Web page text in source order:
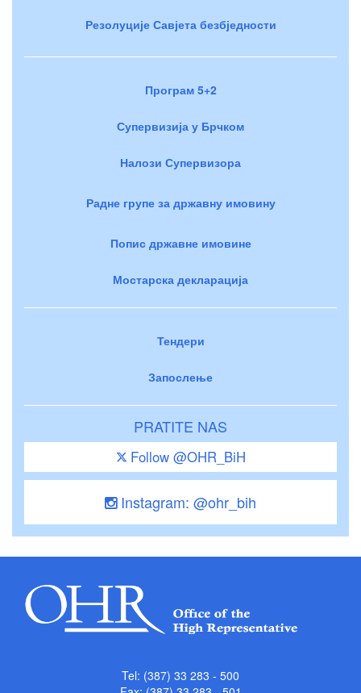
Резолуције Савјета безбједности
Програм 5+2
Супервизија у Брчком
Налози Супервизора
Радне групе за државну имовину
Попис државне имовине
Мостарска декларација
Тендери
Запослење
PRATITE NAS
Follow @OHR_BiH
Instagram: @ohr_bih
Tel: (387) 33 283 - 500